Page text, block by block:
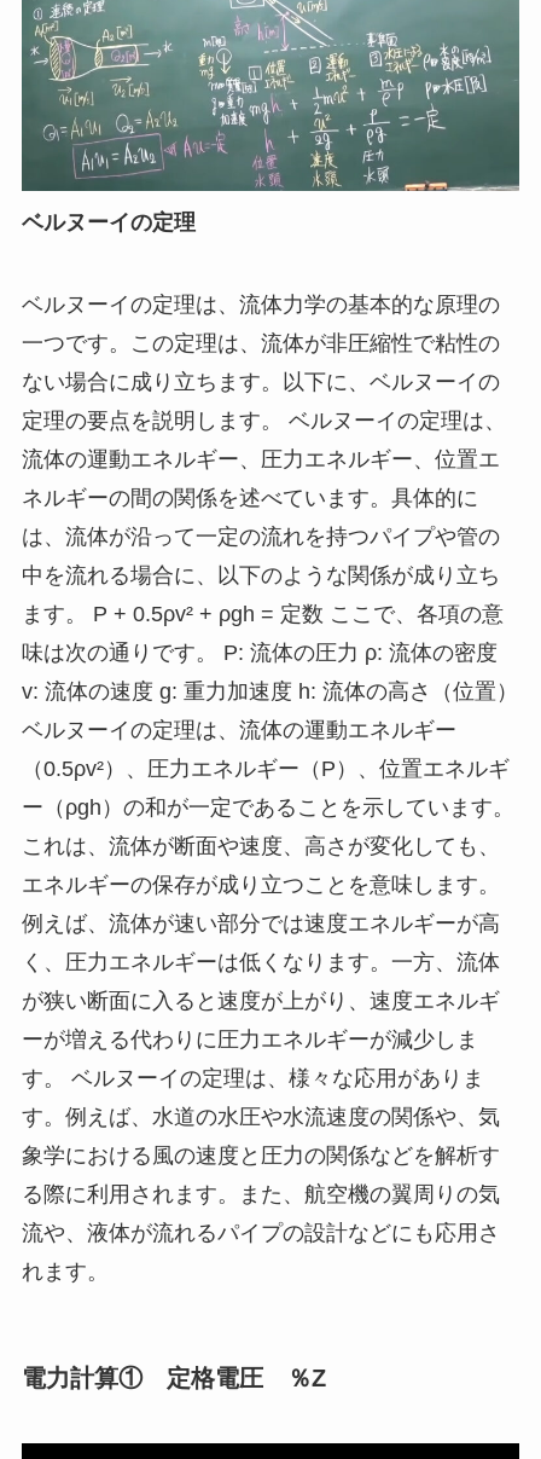
ベルヌーイの定理
ベルヌーイの定理は、流体力学の基本的な原理の
一つです。この定理は、流体が非圧縮性で粘性の
ない場合に成り立ちます。以下に、ベルヌーイの
定理の要点を説明します。 ベルヌーイの定理は、
流体の運動エネルギー、圧力エネルギー、位置エ
ネルギーの間の関係を述べています。具体的に
は、流体が沿って一定の流れを持つパイプや管の
中を流れる場合に、以下のような関係が成り立ち
ます。 P + 0.5ρv² + ρgh = 定数 ここで、各項の意
味は次の通りです。 P: 流体の圧力 ρ: 流体の密度
v: 流体の速度 g: 重力加速度 h: 流体の高さ（位置）
ベルヌーイの定理は、流体の運動エネルギー
（0.5ρv²）、圧力エネルギー（P）、位置エネルギ
ー（ρgh）の和が一定であることを示しています。
これは、流体が断面や速度、高さが変化しても、
エネルギーの保存が成り立つことを意味します。
例えば、流体が速い部分では速度エネルギーが高
く、圧力エネルギーは低くなります。一方、流体
が狭い断面に入ると速度が上がり、速度エネルギ
ーが増える代わりに圧力エネルギーが減少しま
す。 ベルヌーイの定理は、様々な応用がありま
す。例えば、水道の水圧や水流速度の関係や、気
象学における風の速度と圧力の関係などを解析す
る際に利用されます。また、航空機の翼周りの気
流や、液体が流れるパイプの設計などにも応用さ
れます。
電力計算① 定格電圧 ％Z